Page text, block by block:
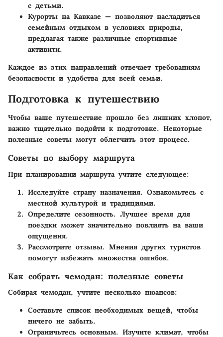
с детьми.
Курорты на Кавказе — позволяют насладиться
семейным отдыхом в условиях природы,
предлагая также различные спортивные
активити.
Каждое из этих направлений отвечает требованиям
безопасности и удобства для всей семьи.
Подготовка к путешествию
Чтобы ваше путешествие прошло без лишних хлопот,
важно тщательно подойти к подготовке. Некоторые
полезные советы могут облегчить этот процесс.
Советы по выбору маршрута
При планировании маршрута учтите следующее:
Исследуйте страну назначения. Ознакомьтесь с
местной культурой и традициями.
Определите сезонность. Лучшее время для
поездки может значительно повлиять на ваши
ощущения.
Рассмотрите отзывы. Мнения других туристов
помогут избежать множества ошибок.
Как собрать чемодан: полезные советы
Собирая чемодан, учтите несколько нюансов:
Составьте список необходимых вещей, чтобы
ничего не забыть.
Ограничьтесь основным. Изучите климат, чтобы